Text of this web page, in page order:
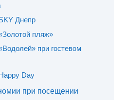
Днепр
пляж»
при гостевом
Day
при посещении